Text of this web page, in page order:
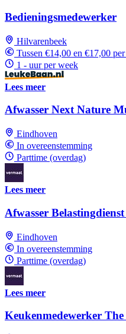
Bedieningsmedewerker
Hilvarenbeek
Tussen €14,00 en €17,00
1 - uur per week
Lees meer
Afwasser Next Nature
Eindhoven
In overeenstemming
Parttime (overdag)
Lees meer
Afwasser
Eindhoven
In overeenstemming
Parttime (overdag)
Lees meer
Keukenmedewerker